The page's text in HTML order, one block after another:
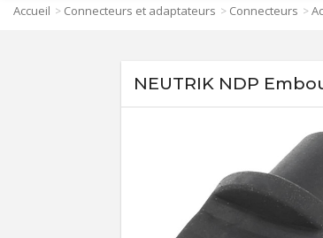
Accueil > Connecteurs et adaptateurs > Connecteurs >
NEUTRIK NDP